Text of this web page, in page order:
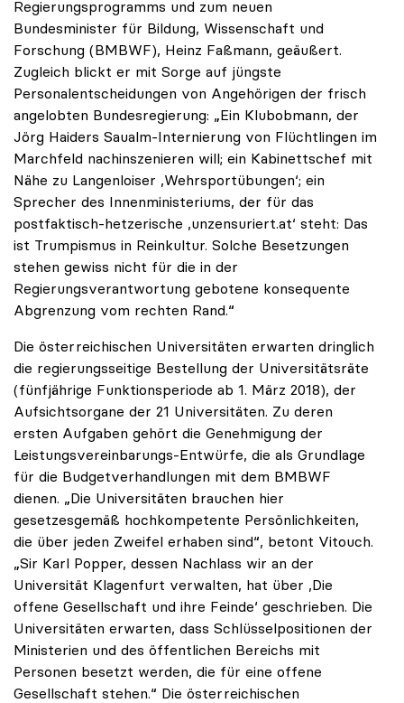
Regierungsprogramms und zum neuen
Bundesminister für Bildung, Wissenschaft und
Forschung (BMBWF), Heinz Faßmann, geäußert.
Zugleich blickt er mit Sorge auf jüngste
Personalentscheidungen von Angehörigen der frisch
angelobten Bundesregierung: „Ein Klubobmann, der
Jörg Haiders Saualm-Internierung von Flüchtlingen im
Marchfeld nachinszenieren will; ein Kabinettschef mit
Nähe zu Langenloiser ‚Wehrsportübungen‘; ein
Sprecher des Innenministeriums, der für das
postfaktisch-hetzerische ‚unzensuriert.at‘ steht: Das
ist Trumpismus in Reinkultur. Solche Besetzungen
stehen gewiss nicht für die in der
Regierungsverantwortung gebotene konsequente
Abgrenzung vom rechten Rand.“
Die österreichischen Universitäten erwarten dringlich
die regierungsseitige Bestellung der Universitätsräte
(fünfjährige Funktionsperiode ab 1. März 2018), der
Aufsichtsorgane der 21 Universitäten. Zu deren
ersten Aufgaben gehört die Genehmigung der
Leistungsvereinbarungs-Entwürfe, die als Grundlage
für die Budgetverhandlungen mit dem BMBWF
dienen. „Die Universitäten brauchen hier
gesetzesgemäß hochkompetente Persönlichkeiten,
die über jeden Zweifel erhaben sind“, betont Vitouch.
„Sir Karl Popper, dessen Nachlass wir an der
Universität Klagenfurt verwalten, hat über ‚Die
offene Gesellschaft und ihre Feinde‘ geschrieben. Die
Universitäten erwarten, dass Schlüsselpositionen der
Ministerien und des öffentlichen Bereichs mit
Personen besetzt werden, die für eine offene
Gesellschaft stehen.“ Die österreichischen